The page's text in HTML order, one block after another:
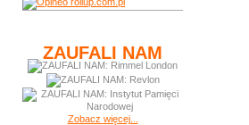
ZAUFALI NAM
Zobacz więcej...